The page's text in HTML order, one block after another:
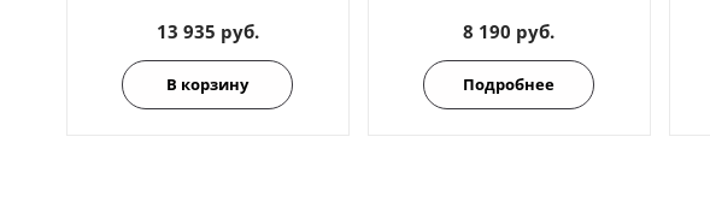
13 935 руб.
В корзину
8 190 руб.
Подробнее